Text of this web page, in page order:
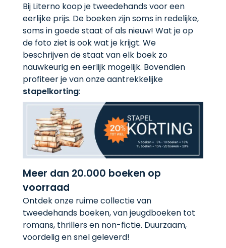
Bij Literno koop je tweedehands voor een
eerlijke prijs. De boeken zijn soms in redelijke,
soms in goede staat of als nieuw! Wat je op
de foto ziet is ook wat je krijgt. We
beschrijven de staat van elk boek zo
nauwkeurig en eerlijk mogelijk. Bovendien
profiteer je van onze aantrekkelijke
stapelkorting:
Meer dan 20.000 boeken op
voorraad
Ontdek onze ruime collectie van
tweedehands boeken, van jeugdboeken tot
romans, thrillers en non-fictie. Duurzaam,
voordelig en snel geleverd!